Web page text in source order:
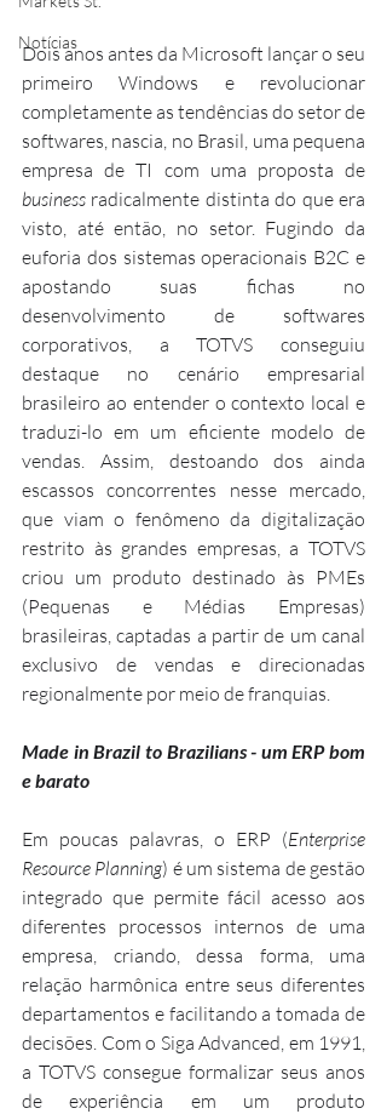
Notícias
Dois anos antes da Microsoft lançar o seu
primeiro Windows e revolucionar
completamente as tendências do setor de
softwares, nascia, no Brasil, uma pequena
business radicalmente distinta do que era
visto, até então, no setor. Fugindo da
euforia dos sistemas operacionais B2C e
apostando suas fichas no
desenvolvimento de softwares
corporativos, a TOTVS conseguiu
destaque no cenário empresarial
brasileiro ao entender o contexto local e
traduzi-lo em um eficiente modelo de
vendas. Assim, destoando dos ainda
escassos concorrentes nesse mercado,
que viam o fenômeno da digitalização
restrito às grandes empresas, a TOTVS
criou um produto destinado às PMEs
(Pequenas e Médias Empresas)
brasileiras, captadas a partir de um canal
exclusivo de vendas e direcionadas
regionalmente por meio de franquias.
Made in Brazil to Brazilians - um ERP bom
e barato
Em poucas palavras, o ERP (Enterprise
Resource Planning) é um sistema de gestão
integrado que permite fácil acesso aos
diferentes processos internos de uma
empresa, criando, dessa forma, uma
relação harmônica entre seus diferentes
departamentos e facilitando a tomada de
decisões. Com o Siga Advanced, em 1991,
a TOTVS consegue formalizar seus anos
de experiência em um produto